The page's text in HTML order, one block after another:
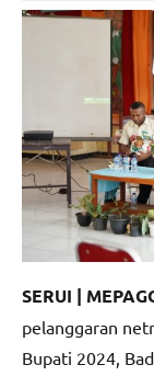
comments
SERUI |
pelanggaran
Bupati 2024,